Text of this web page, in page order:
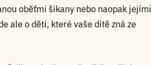
oběťmi šikany nebo naopak jejími
ale o děti, které vaše dítě zná ze